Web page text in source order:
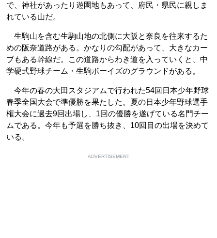
で、神社があったり遊園地もあって、府民・県民に親しま
れている山だ。
生駒山を含む生駒山地の北側に大阪と奈良を往来するた
めの阪奈道路がある。かなりの勾配があって、大きなカー
ブもある幹線だ。この道路からわき道を入っていくと、中
学硬式野球チーム・生駒ボーイズのグラウンドがある。
今年の春の大田スタジアムで行われた54回日本少年野球
春季全国大会で準優勝を果たした。夏の日本少年野球選手
権大会に過去9回出場し、1回の優勝を遂げている名門チー
ムである。今年も予選を勝ち抜き、10回目の出場を決めて
いる。
ADVERTISEMENT